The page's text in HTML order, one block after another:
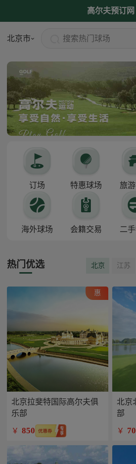
高尔夫预订网
北京市 搜索热门球场
订场 特惠球场 旅
海外球场 会籍交易 二
热门优选 北京 江苏
惠
北京拉斐特国际高尔夫俱
乐部
￥ 850
北京
部
￥